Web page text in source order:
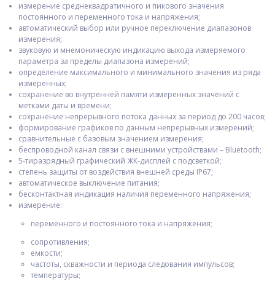
измерение среднеквадратичного и пикового значения
постоянного и переменного тока и напряжения;
автоматический выбор или ручное переключение диапазонов
измерения;
звуковую и мнемоническую индикацию выхода измеряемого
параметра за пределы диапазона измерений;
определение максимального и минимального значения из ряда
измеренных;
сохранение во внутренней памяти измеренных значений с
метками даты и времени;
сохранение непрерывного потока данных за период до 200 часов;
формирование графиков по данным непрерывных измерений;
сравнительные с базовым значением измерения;
беспроводной канал связи с внешними устройствами – Bluetooth;
5-тиразрядный графический ЖК-дисплей с подсветкой;
степень защиты от воздействия внешней среды IP67;
автоматическое выключение питания;
бесконтактная индикация наличия переменного напряжения;
измерение:
переменного и постоянного тока и напряжения;
сопротивления;
емкости;
частоты, скважности и периода следования импульсов;
температуры;